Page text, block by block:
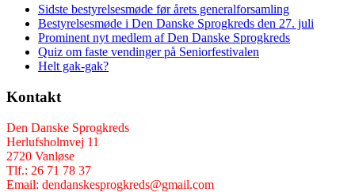
Sidste bestyrelsesmøde før årets generalforsamling
Bestyrelsesmøde i Den Danske Sprogkreds den 27. juli
Prominent nyt medlem af Den Danske Sprogkreds
Quiz om faste vendinger på Seniorfestivalen
Helt gak-gak?
Kontakt
Den Danske Sprogkreds
Herlufsholmvej 11
2720 Vanløse
Tlf.: 26 71 78 37
Email: dendanskesprogkreds@gmail.com